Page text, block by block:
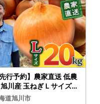
先行予約】農家直送 低農
川産 玉ねぎＬサイズ2
年9月発送開始
道旭川市